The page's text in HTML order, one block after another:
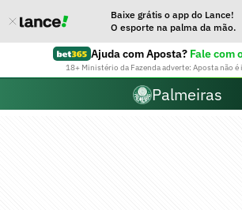
Baixe grátis o app do Lance!
O esporte na palma da mão.
Ajuda com Aposta? Fale com
18+ Ministério da Fazenda adverte: Aposta não
Palmeiras